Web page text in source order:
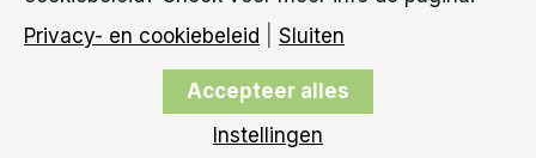
Privacy- en cookiebeleid
Sluiten
Accepteer alles
Instellingen